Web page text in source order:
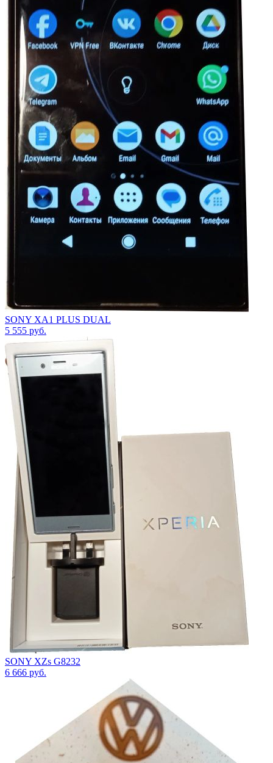
SONY XA1 PLUS DUAL
5 555 руб.
SONY XZs G8232
6 666 руб.